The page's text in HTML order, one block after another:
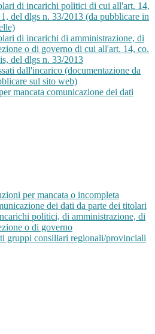
di incarichi politici di cui all'art. 14,
del dlgs n. 33/2013 (da pubblicare in
di incarichi di amministrazione, di
o di governo di cui all'art. 14, co.
del dlgs n. 33/2013
dall'incarico (documentazione da
sul sito web)
mancata comunicazione dei dati
per mancata o incompleta
dei dati da parte dei titolari
politici, di amministrazione, di
o di governo
gruppi consiliari regionali/provinciali